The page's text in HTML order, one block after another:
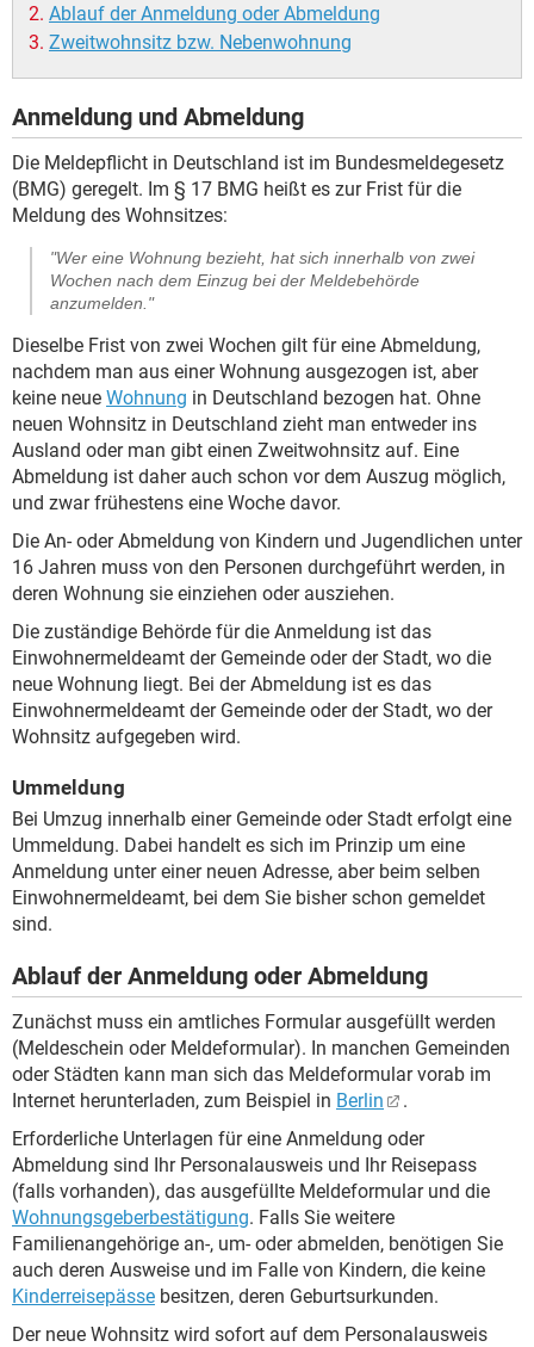
Ablauf der Anmeldung oder Abmeldung
Zweitwohnsitz bzw. Nebenwohnung
Anmeldung und Abmeldung
Die Meldepflicht in Deutschland ist im Bundesmeldegesetz
(BMG) geregelt. Im § 17 BMG heißt es zur Frist für die
Meldung des Wohnsitzes:
"Wer eine Wohnung bezieht, hat sich innerhalb von zwei
Wochen nach dem Einzug bei der Meldebehörde
anzumelden."
Dieselbe Frist von zwei Wochen gilt für eine Abmeldung,
nachdem man aus einer Wohnung ausgezogen ist, aber
keine neue Wohnung in Deutschland bezogen hat. Ohne
neuen Wohnsitz in Deutschland zieht man entweder ins
Ausland oder man gibt einen Zweitwohnsitz auf. Eine
Abmeldung ist daher auch schon vor dem Auszug möglich,
und zwar frühestens eine Woche davor.
Die An- oder Abmeldung von Kindern und Jugendlichen unter
16 Jahren muss von den Personen durchgeführt werden, in
deren Wohnung sie einziehen oder ausziehen.
Die zuständige Behörde für die Anmeldung ist das
Einwohnermeldeamt der Gemeinde oder der Stadt, wo die
neue Wohnung liegt. Bei der Abmeldung ist es das
Einwohnermeldeamt der Gemeinde oder der Stadt, wo der
Wohnsitz aufgegeben wird.
Ummeldung
Bei Umzug innerhalb einer Gemeinde oder Stadt erfolgt eine
Ummeldung. Dabei handelt es sich im Prinzip um eine
Anmeldung unter einer neuen Adresse, aber beim selben
Einwohnermeldeamt, bei dem Sie bisher schon gemeldet
sind.
Ablauf der Anmeldung oder Abmeldung
Zunächst muss ein amtliches Formular ausgefüllt werden
(Meldeschein oder Meldeformular). In manchen Gemeinden
oder Städten kann man sich das Meldeformular vorab im
Internet herunterladen, zum Beispiel in Berlin
.
Erforderliche Unterlagen für eine Anmeldung oder
Abmeldung sind Ihr Personalausweis und Ihr Reisepass
(falls vorhanden), das ausgefüllte Meldeformular und die
Wohnungsgeberbestätigung. Falls Sie weitere
Familienangehörige an-, um- oder abmelden, benötigen Sie
auch deren Ausweise und im Falle von Kindern, die keine
Kinderreisepässe besitzen, deren Geburtsurkunden.
Der neue Wohnsitz wird sofort auf dem Personalausweis